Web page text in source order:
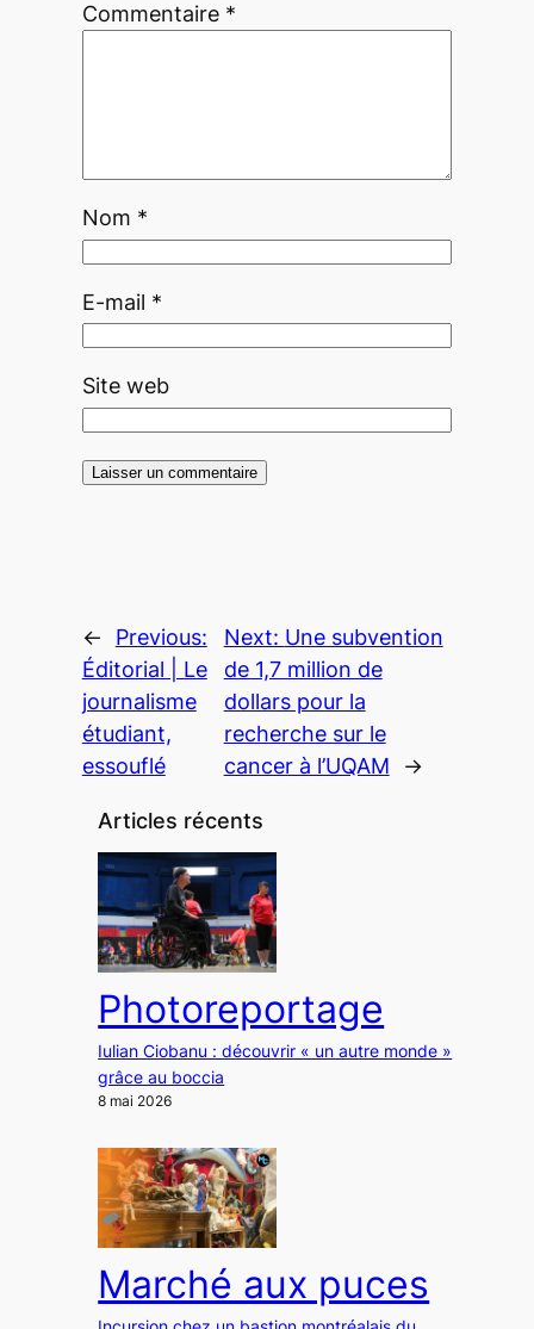
Commentaire *
Nom *
E-mail *
Site web
←
Previous:
Éditorial | Le
journalisme
étudiant,
essouflé
Next: Une subvention
de 1,7 million de
dollars pour la
recherche sur le
cancer à l’UQAM
→
Articles récents
Photoreportage
Iulian Ciobanu : découvrir « un autre monde »
grâce au boccia
8 mai 2026
Marché aux puces